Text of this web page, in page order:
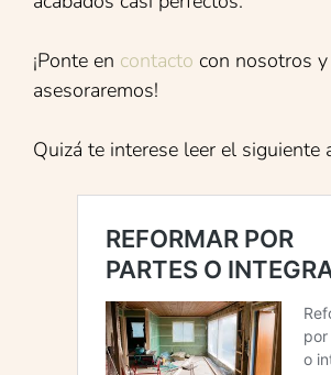
¡Ponte en contacto con nosotros
asesoraremos!
Quizá te interese leer el siguiente